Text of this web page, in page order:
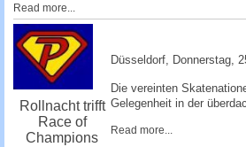
Read more...
Rollnacht trifft
Race of
Champions
Düsseldorf, ­Donnerstag,
Die vereinten
Gelegenheit in der
Read more...